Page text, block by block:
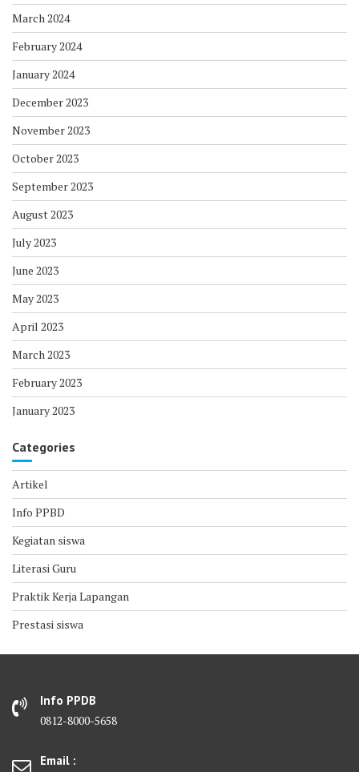
March 2024
February 2024
January 2024
December 2023
November 2023
October 2023
September 2023
August 2023
July 2023
June 2023
May 2023
April 2023
March 2023
February 2023
January 2023
Categories
Artikel
Info PPBD
Kegiatan siswa
Literasi Guru
Praktik Kerja Lapangan
Prestasi siswa
Info PPDB
0812-8000-5658
Email :